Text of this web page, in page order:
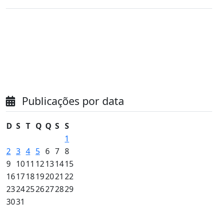
Publicações por data
D S T Q Q S S
1
2 3 4 5 6 7 8
9 1011 12131415
161718192021 22
23242526272829
3031